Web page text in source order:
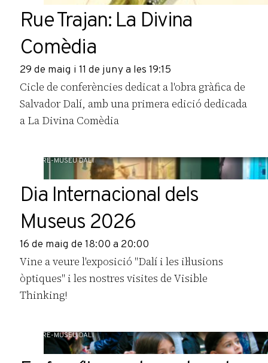
Rue Trajan: La Divina
Comèdia
29 de maig i 11 de juny a les 19:15
Cicle de conferències dedicat a l'obra gràfica de
Salvador Dalí, amb una primera edició dedicada
a La Divina Comèdia
TEATRE-MUSEU DALÍ
Dia Internacional dels
Museus 2026
16 de maig de 18:00 a 20:00
Vine a veure l'exposició "Dalí i les il·lusions
òptiques" i les nostres visites de Visible
Thinking!
TEATRE-MUSEU DALÍ